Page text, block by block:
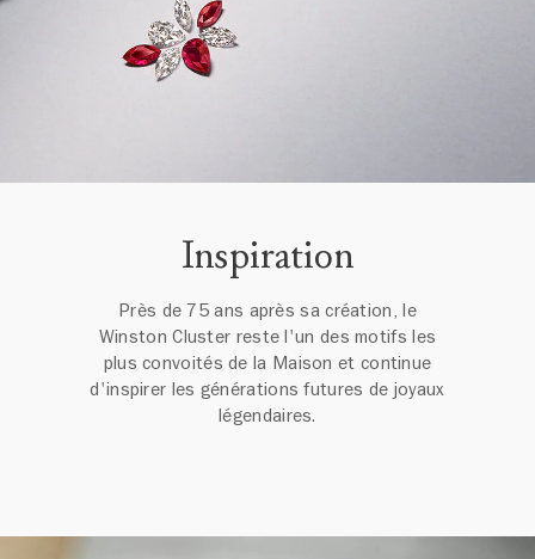
Inspiration
Près de 75 ans après sa création, le
Winston Cluster reste l'un des motifs les
plus convoités de la Maison et continue
d'inspirer les générations futures de joyaux
légendaires.